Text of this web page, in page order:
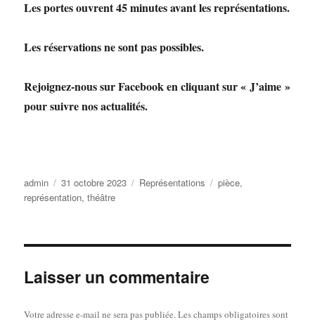
Les portes ouvrent 45 minutes avant les représentations.
Les réservations ne sont pas possibles.
Rejoignez-nous sur Facebook en cliquant sur « J’aime »
pour suivre nos actualités.
Auteur
admin
Publié
le
31 octobre 2023 Catégories
Représentations Étiquettes
pièce,
représentation,théâtre
Laisser un commentaire
Votre adresse e-mail ne sera pas publiée.Les champs obligatoires sont